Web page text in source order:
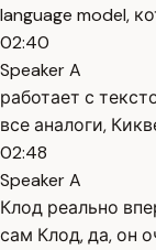
language model,
02:40
Speaker A
работает с
все аналоги,
02:48
Speaker A
Клод реально
сам Клод, да, он